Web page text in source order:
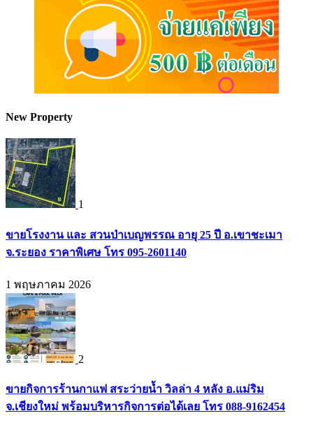
New Property
1
ขายโรงงาน และ สวนป่าเบญพรรณ อายุ 25 ปี อ.เขาชะเมา
จ.ระยอง ราคาพิเศษ โทร 095-2601140
1 พฤษภาคม 2026
2
ขายกิจการร้านกาแฟ สระว่ายน้ำ วิลล่า 4 หลัง อ.แม่ริม
จ.เชียงใหม่ พร้อมบริหารกิจการต่อได้เลย โทร 088-9162454